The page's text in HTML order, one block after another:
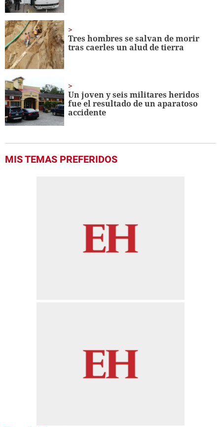
Tres hombres se salvan de morir
tras caerles un alud de tierra
Un joven y seis militares heridos
fue el resultado de un aparatoso
accidente
MIS TEMAS PREFERIDOS